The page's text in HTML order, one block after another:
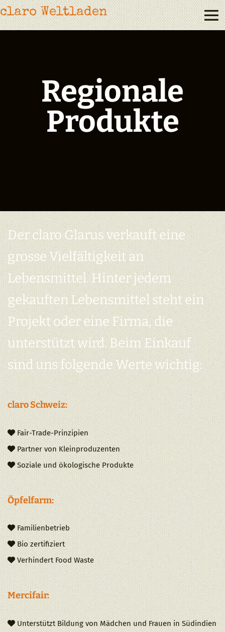
claro Weltladen
Regionale
Produkte
Der claro Glarus verkauft eine
grosse Vielfältigkeit an
Lebensmittel. Hinter jedem
gekauften Lebensmittel steht ein
Projekt oder eine Firma, die
unterstützt wird. Beim Einkauf
sind uns folgende Werte wichtig:
claro Schweiz:
Fair-Trade-Prinzipien
Partner von Kleinproduzenten
Soziale und ökologische Produkte
Öpfelfarm:
 Familienbetrieb
Bio zertifiziert
Verhindert Food Waste
Mercifair:
Unterstützt Bildung von Mädchen und Frauen in Südindien